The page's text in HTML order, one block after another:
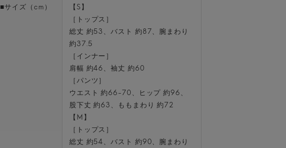
■サイズ（cm）
【S】
［トップス］
総丈 約53、バスト 約87、腕まわり
約37.5
［インナー］
肩幅 約46、袖丈 約60
［パンツ］
ウエスト 約66-70、ヒップ 約96、
股下丈 約63、ももまわり 約72
【M】
［トップス］
総丈 約54、バスト 約90、腕まわり